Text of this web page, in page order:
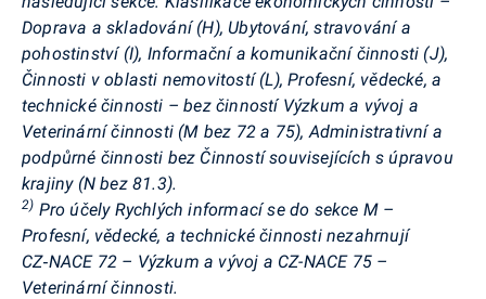
Doprava a skladování (H), Ubytování, stravování a
pohostinství (I), Informační a komunikační činnosti (J),
Činnosti v oblasti nemovitostí (L), Profesní, vědecké, a
technické činnosti – bez činností Výzkum a vývoj a
Veterinární činnosti (M bez 72 a 75), Administrativní a
podpůrné činnosti bez Činností souvisejících s úpravou
krajiny (N bez 81.3).
2) Pro účely Rychlých informací se do sekce M –
Profesní, vědecké, a technické činnosti nezahrnují
CZ‑NACE 72 – Výzkum a vývoj a CZ-NACE 75 –
Veterinární činnosti.